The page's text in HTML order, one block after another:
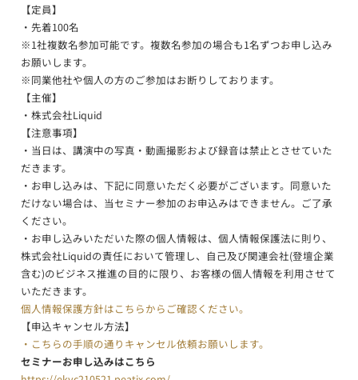
【定員】
・先着100名
※1社複数名参加可能です。複数名参加の場合も1名ずつお申し込み
お願いします。
※同業他社や個人の方のご参加はお断りしております。
【主催】
・株式会社Liquid
【注意事項】
・当日は、講演中の写真・動画撮影および録音は禁止とさせていた
だきます。
・お申し込みは、下記に同意いただく必要がございます。同意いた
だけない場合は、当セミナー参加のお申込みはできません。ご了承
ください。
・お申し込みいただいた際の個人情報は、個人情報保護法に則り、
株式会社Liquidの責任において管理し、自己及び関連会社(登壇企業
含む)のビジネス推進の目的に限り、お客様の個人情報を利用させて
いただきます。
個人情報保護方針はこちらからご確認ください。
【申込キャンセル方法】
・こちらの手順の通りキャンセル依頼お願いします。
セミナーお申し込みはこちら